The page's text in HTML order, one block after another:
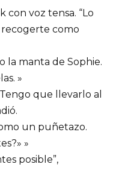
con voz tensa. “Lo
como
la manta de Sophie.
»
que llevarlo al
un puñetazo.
»
posible”,